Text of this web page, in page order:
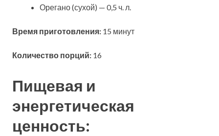
Орегано (сухой) — 0,5 ч. л.
Время приготовления: 15 минут
Количество порций: 16
Пищевая и
энергетическая
ценность: